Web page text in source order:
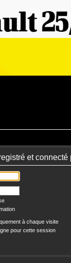
et
à chaque visite
pour cette session